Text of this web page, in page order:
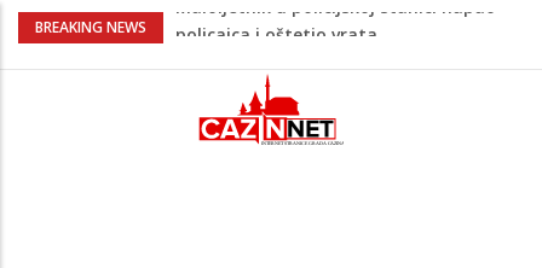
BREAKING NEWS
Razmišljate koji automobil kupiti? Nova
Potvrda i iz kluba: Dženan Pejčinović
pravi veliki transfer za 25 miliona eura
Psihijatrica: Ovo je greška koju većina